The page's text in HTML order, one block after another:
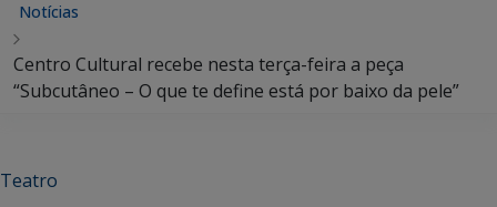
Notícias
Centro Cultural recebe nesta terça-feira a peça
“Subcutâneo – O que te define está por baixo da pele”
Teatro